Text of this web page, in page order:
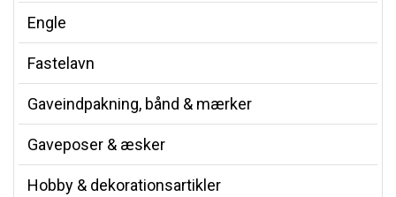
Engle
Fastelavn
Gaveindpakning, bånd & mærker
Gaveposer & æsker
Hobby & dekorationsartikler